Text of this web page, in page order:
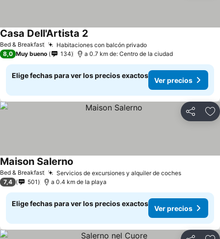
Bed & Breakfast Habitaciones con balcón privado
Casa Dell'Artista 2
8,0 Muy bueno 134 a 0.7 km de: Centro de la ciudad
Elige fechas para ver los precios exactos
Ver precios
Compartir
Bed & Breakfast Servicios de excursiones y alquiler de coches
Maison Salerno
7,4 501 a 0.4 km de la playa
Elige fechas para ver los precios exactos
Ver precios